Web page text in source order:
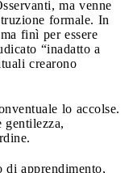
ma venne
formale. In
finì per essere
“inadatto a
crearono
lo accolse.
gentilezza,
di apprendimento,